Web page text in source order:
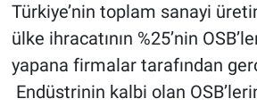
Türkiye’nin toplam sanayi
ülke ihracatının %25’nin
yapana firmalar tarafından
Endüstrinin kalbi olan